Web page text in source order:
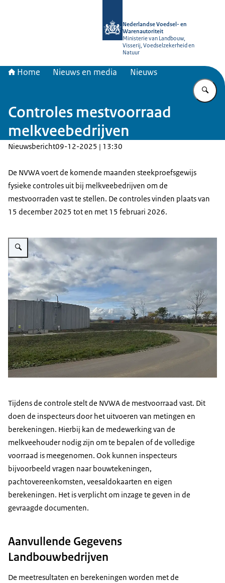
Nederlandse Voedsel- en
Warenautoriteit
Ministerie van Landbouw,
Visserij, Voedselzekerheid en
Natuur
Home Nieuws en media Nieuws
Controles mestvoorraad
melkveebedrijven
Nieuwsbericht09-12-2025 | 13:30
De NVWA voert de komende maanden steekproefsgewijs
fysieke controles uit bij melkveebedrijven om de
mestvoorraden vast te stellen. De controles vinden plaats van
15 december 2025 tot en met 15 februari 2026.
Vergroot afbeelding Mestvoorraad
Tijdens de controle stelt de NVWA de mestvoorraad vast. Dit
doen de inspecteurs door het uitvoeren van metingen en
berekeningen. Hierbij kan de medewerking van de
melkveehouder nodig zijn om te bepalen of de volledige
voorraad is meegenomen. Ook kunnen inspecteurs
bijvoorbeeld vragen naar bouwtekeningen,
pachtovereenkomsten, veesaldokaarten en eigen
berekeningen. Het is verplicht om inzage te geven in de
gevraagde documenten.
Aanvullende Gegevens
Landbouwbedrijven
De meetresultaten en berekeningen worden met de